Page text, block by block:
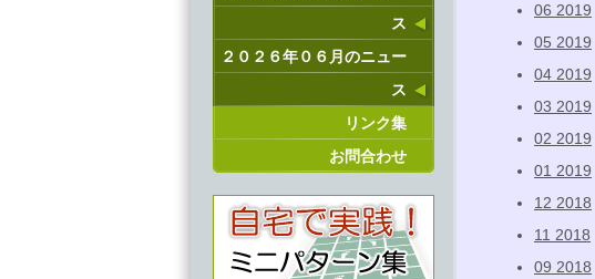
ス
２０２６年０６月のニュー
ス
リンク集
お問合わせ
06 2019
05 2019
04 2019
03 2019
02 2019
01 2019
12 2018
11 2018
09 2018